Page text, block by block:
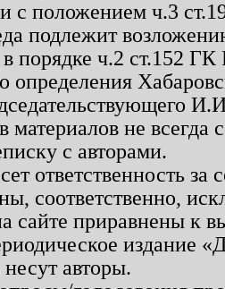
с положением ч.3
подлежит
порядке ч.2 ст.152
определения
материалов не
с авторами.
ответственность
соответственно,
сайте приравнены к
издание
авторы.